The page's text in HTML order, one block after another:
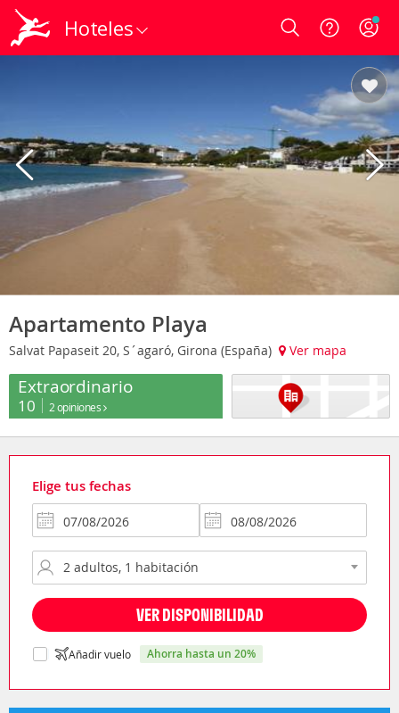
Hoteles Login
Apartamento Playa
Salvat Papaseit 20, S´agaró, Girona (España) Ver mapa
Extraordinario
10 2 opiniones
Elige tus fechas
VER DISPONIBILIDAD
Añadir vuelo ahorra hasta un 20%